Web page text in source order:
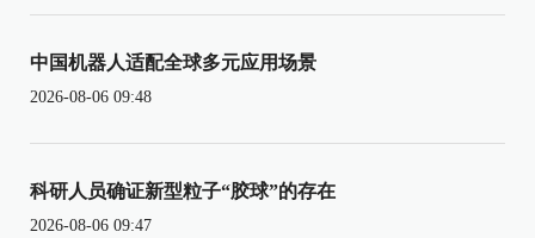
中国机器人适配全球多元应用场景
2026-08-06 09:48
科研人员确证新型粒子“胶球”的存在
2026-08-06 09:47